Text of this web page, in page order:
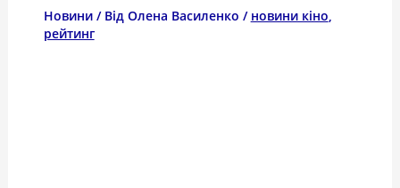
Новини/ Від Олена Василенко / новини кіно,
рейтинг